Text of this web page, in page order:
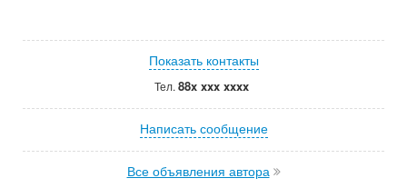
Показать контакты
Тел. 88x xxx xxxx
Написать сообщение
Все объявления автора